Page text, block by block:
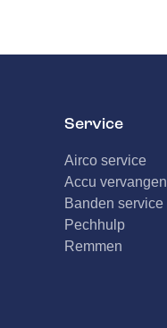
Service
Airco service
Accu vervangen
Banden service
Pechhulp
Remmen